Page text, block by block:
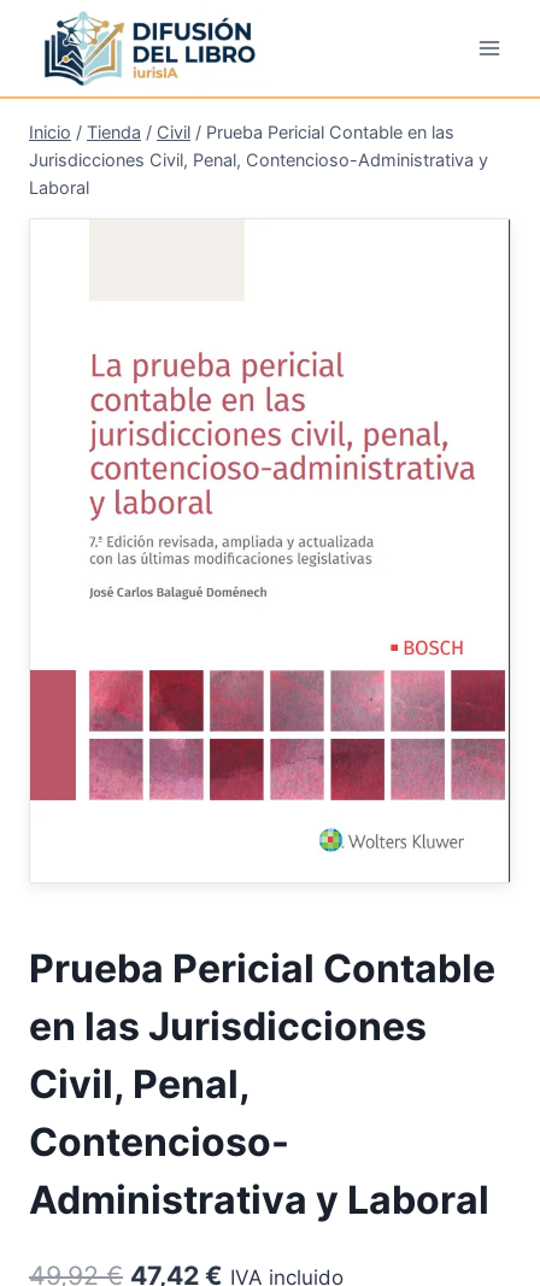
contenido
Inicio / Tienda / Civil / Prueba Pericial Contable en las
Jurisdicciones Civil, Penal, Contencioso-Administrativa y
Laboral
Prueba Pericial Contable
en las Jurisdicciones
Civil, Penal,
Contencioso-
Administrativa y Laboral
49,92€ El
47,42€ El
IVA incluido